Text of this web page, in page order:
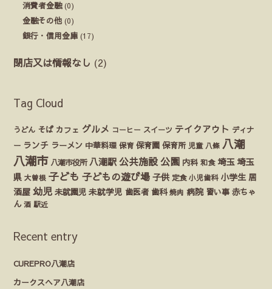
消費者金融(0)
金融その他 (0)
銀行・信用金庫 (17)
閉店又は情報なし (2)
Tag Cloud
うどん そば カフェ グルメ コーヒー スイーツ テイクアウト ディナ
ー ランチ ラーメン 中華料理 保育 保育園 保育所 児童 八條 八潮
八潮市 八潮市役所 八潮駅 公共施設 公園 内科 和食 埼玉 埼玉
県 大曽根 子ども 子どもの遊び場 子供 定食 小児歯科 小学生 居
酒屋 幼児 未就園児 未就学児 歯医者 歯科 焼肉 病院 習い事 赤ちゃ
ん 酒 駅近
Recent entry
CUREPRO八潮店
カークスヘア八潮店